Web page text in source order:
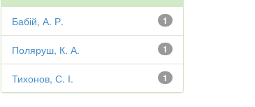
1
Бабій, А. Р.
1
Поляруш, К. А.
1
Тихонов, С. І.